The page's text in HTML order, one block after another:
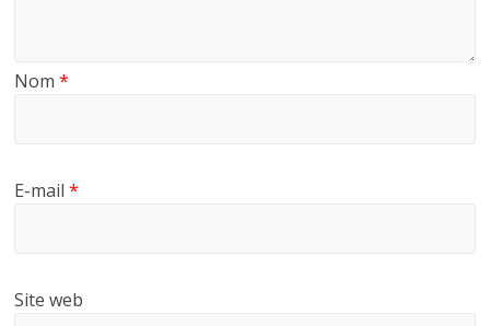
Nom*
E-mail*
Site web